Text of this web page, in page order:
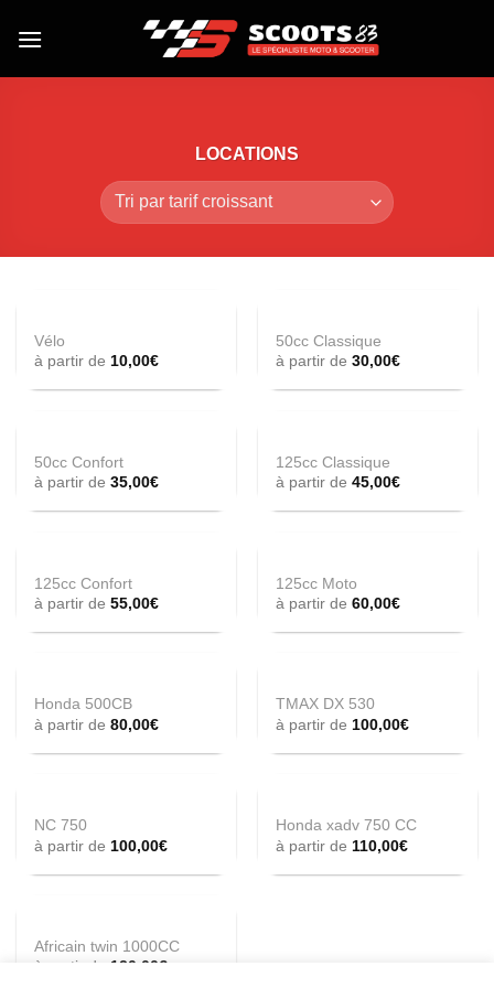
LOCATIONS
Vélo
à partir de10,00€
50cc Classique
à partir de30,00€
50cc Confort
à partir de35,00€
125cc Classique
à partir de45,00€
125cc Confort
à partir de55,00€
125cc Moto
à partir de60,00€
Honda 500CB
à partir de80,00€
TMAX DX 530
à partir de 100,00€
NC 750
à partir de 100,00€
Honda xadv 750 CC
à partir de 110,00€
Africain twin 1000CC
à partir de 120,00€